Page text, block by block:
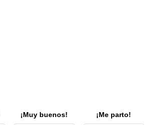
¡Muy buenos! ¡Me parto!